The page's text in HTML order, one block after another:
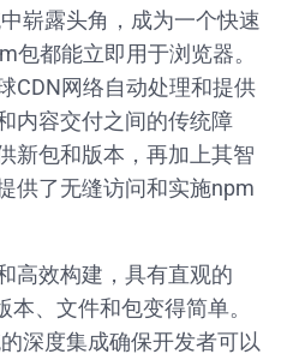
崭露头角，成为一个快速
包都能立即用于浏览器。
CDN网络自动处理和提供
内容交付之间的传统障
新包和版本，再加上其智
供了无缝访问和实施npm
高效构建，具有直观的
、文件和包变得简单。
深度集成确保开发者可以